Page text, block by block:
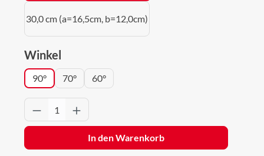
30,0 cm (a=16,5cm, b=12,0cm)
Winkel
90° 70° 60°
Produkt Anzahl: Gib den gewünschten
In den Warenkorb